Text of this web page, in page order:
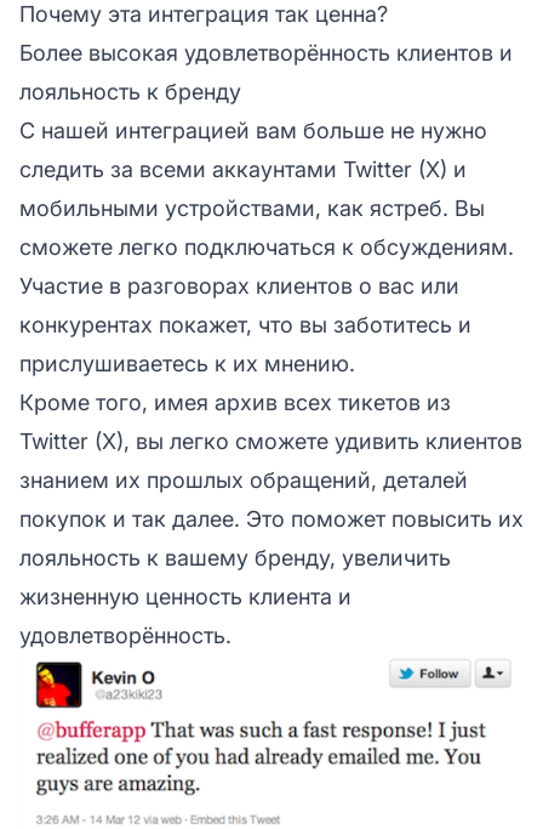
Почему эта интеграция так ценна?
Более высокая удовлетворённость клиентов и
лояльность к бренду
С нашей интеграцией вам больше не нужно
следить за всеми аккаунтами Twitter (X) и
мобильными устройствами, как ястреб. Вы
сможете легко подключаться к обсуждениям.
Участие в разговорах клиентов о вас или
конкурентах покажет, что вы заботитесь и
прислушиваетесь к их мнению.
Кроме того, имея архив всех тикетов из
Twitter (X), вы легко сможете удивить клиентов
знанием их прошлых обращений, деталей
покупок и так далее. Это поможет повысить их
лояльность к вашему бренду, увеличить
жизненную ценность клиента и
удовлетворённость.